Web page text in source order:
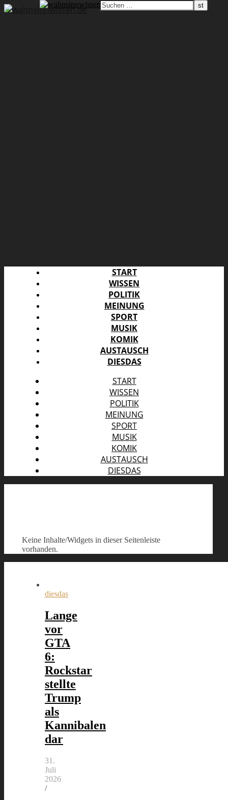
START
WISSEN
POLITIK
MEINUNG
SPORT
MUSIK
KOMIK
AUSTAUSCH
DIESDAS
START
WISSEN
POLITIK
MEINUNG
SPORT
MUSIK
KOMIK
AUSTAUSCH
DIESDAS
Keine Inhalte/Widgets in dieser Seitenleiste
vorhanden.
diesdas
Lange
vor
GTA
6:
Rockstar
stellte
Trump
als
Kannibalen
dar
31.
Juli
2026
/